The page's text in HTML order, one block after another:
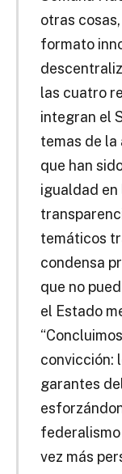
otras
formato
las cuatro
integran el
temas de la
que han
igualdad en
temáticos
condensa
que no
el Estado
convicción:
garantes
vez más